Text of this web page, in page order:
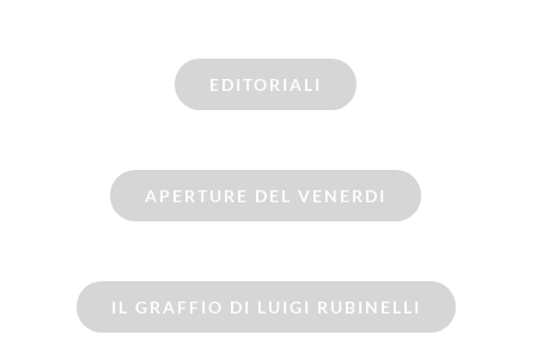
EDITORIALI
APERTURE DEL VENERDI
IL GRAFFIO DI LUIGI RUBINELLI